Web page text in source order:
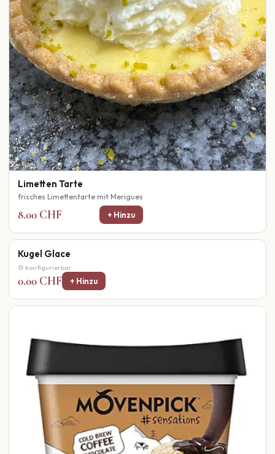
Limetten Tarte
frisches Limettentarte mit Merigues
8.00 CHF + Hinzu
Kugel Glace
⚙ konfigurierbar
0.00 CHF + Hinzu